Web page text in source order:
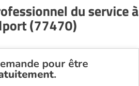
du service à
(77470)
pour être
.